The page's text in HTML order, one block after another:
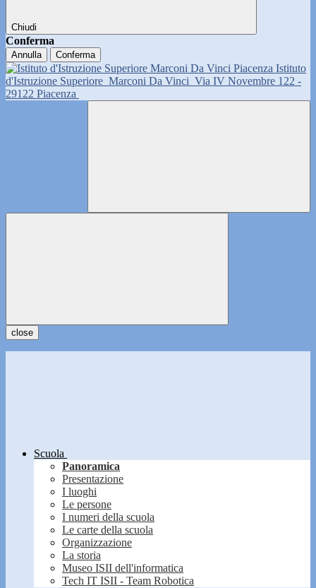
Chiudi
Conferma
Annulla Conferma
Istituto
d'Istruzione Superiore Marconi Da Vinci Via IV Novembre 122 -
29122 Piacenza
close
Scuola
Panoramica
Presentazione
I luoghi
Le persone
I numeri della scuola
Le carte della scuola
Organizzazione
La storia
Museo ISII dell'informatica
Tech IT ISII - Team Robotica